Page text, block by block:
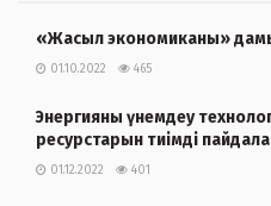
«Жасыл экономиканы»
01.10.2022 465
Энергияны үнемдеу
ресурстарын тиімді
01.12.2022 401